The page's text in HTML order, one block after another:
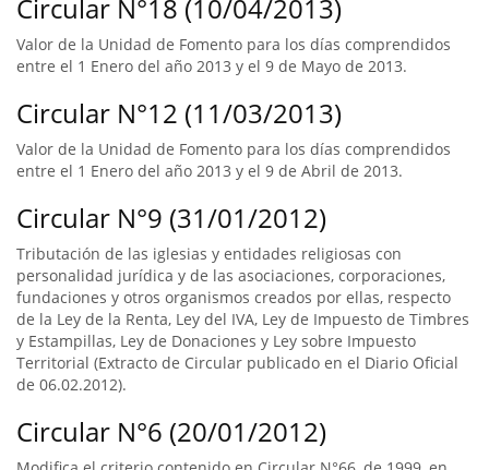
Circular N°18 (10/04/2013)
Valor de la Unidad de Fomento para los días comprendidos
entre el 1 Enero del año 2013 y el 9 de Mayo de 2013.
Circular N°12 (11/03/2013)
Valor de la Unidad de Fomento para los días comprendidos
entre el 1 Enero del año 2013 y el 9 de Abril de 2013.
Circular N°9 (31/01/2012)
Tributación de las iglesias y entidades religiosas con
personalidad jurídica y de las asociaciones, corporaciones,
fundaciones y otros organismos creados por ellas, respecto
de la Ley de la Renta, Ley del IVA, Ley de Impuesto de Timbres
y Estampillas, Ley de Donaciones y Ley sobre Impuesto
Territorial (Extracto de Circular publicado en el Diario Oficial
de 06.02.2012).
Circular N°6 (20/01/2012)